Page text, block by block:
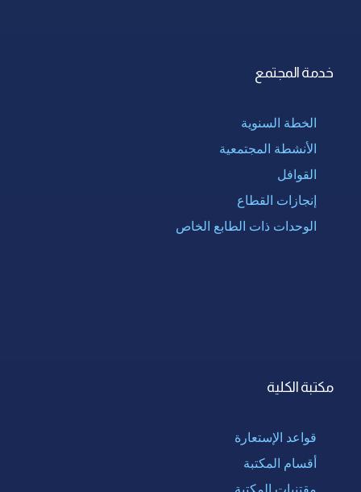
خدمة المجتمع
الخطة السنوية
الأنشطة المجتمعية
القوافل
إنجازات القطاع
الوحدات ذات الطابع الخاص
مكتبة الكلية
قواعد الإستعارة
أقسام المكتبة